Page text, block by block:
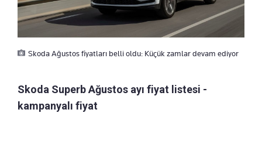
Skoda Ağustos fiyatları belli oldu: Küçük zamlar devam ediyor
Skoda Superb Ağustos ayı fiyat listesi -
kampanyalı fiyat